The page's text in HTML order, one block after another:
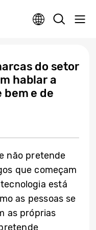
do setor
hablar a
bem e de
não pretende
que começam
está
as pessoas se
as próprias